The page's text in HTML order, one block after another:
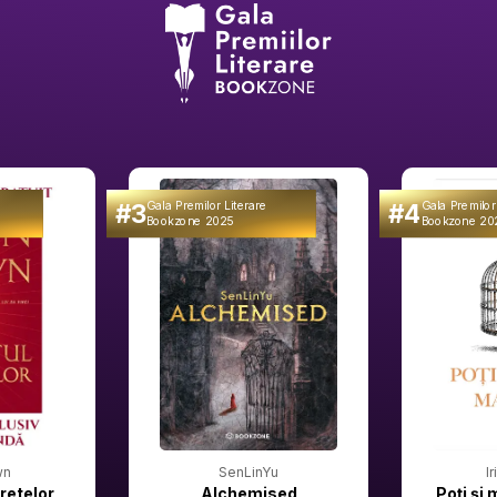
#3Gala Premilor Literare
Bookzone 2025
SenLinYu
Alchemised
#4Gala
Bookzone
Poți și